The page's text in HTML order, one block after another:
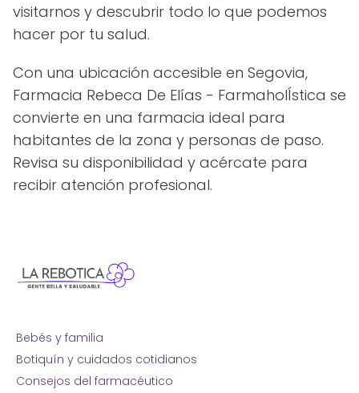
visitarnos y descubrir todo lo que podemos
hacer por tu salud.
Con una ubicación accesible en Segovia,
Farmacia Rebeca De Elías - FarmaholÍstica se
convierte en una farmacia ideal para
habitantes de la zona y personas de paso.
Revisa su disponibilidad y acércate para
recibir atención profesional.
Bebés y familia
Botiquín y cuidados cotidianos
Consejos del farmacéutico